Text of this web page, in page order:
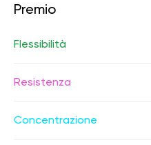
Premio
Flessibilità
Resistenza
Concentrazione